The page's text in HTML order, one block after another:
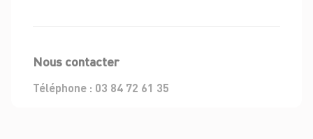
Nous contacter
Téléphone : 03 84 72 61 35